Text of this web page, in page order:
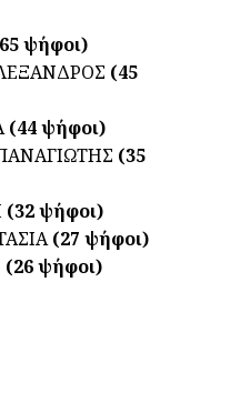
ψήφοι)
(45
(44 ψήφοι)
(35
(32 ψήφοι)
(27 ψήφοι)
(26 ψήφοι)